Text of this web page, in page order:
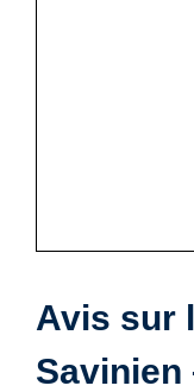
Avis sur
Savinien